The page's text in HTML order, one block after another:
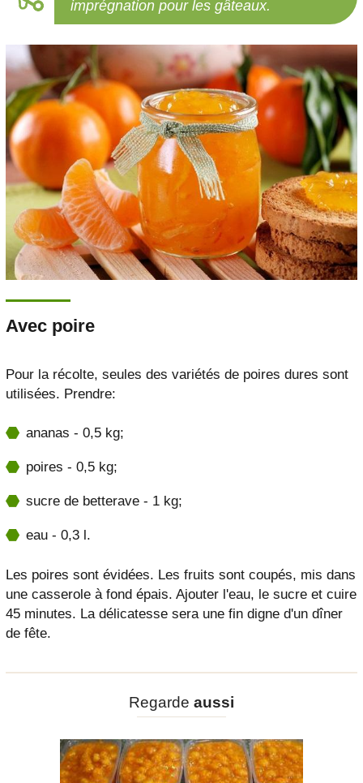
imprégnation pour les gâteaux.
Avec poire
Pour la récolte, seules des variétés de poires dures sont
utilisées. Prendre:
ananas - 0,5 kg;
poires - 0,5 kg;
sucre de betterave - 1 kg;
eau - 0,3 l.
Les poires sont évidées. Les fruits sont coupés, mis dans
une casserole à fond épais. Ajouter l'eau, le sucre et cuire
45 minutes. La délicatesse sera une fin digne d'un dîner
de fête.
Regarde aussi